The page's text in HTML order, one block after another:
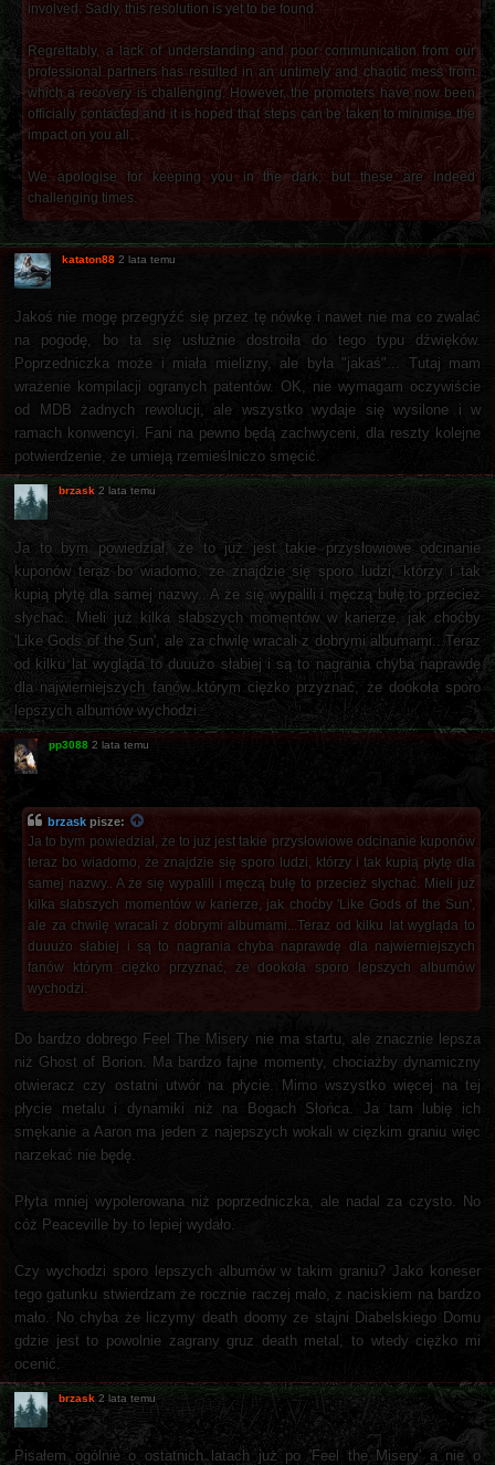
involved. Sadly, this resolution is yet to be found.
Regrettably, a lack of understanding and poor communication from our
professional partners has resulted in an untimely and chaotic mess from
which a recovery is challenging. However, the promoters have now been
officially contacted and it is hoped that steps can be taken to minimise the
impact on you all.
We apologise for keeping you in the dark, but these are indeed
challenging times.
kataton88 2 lata temu
Jakoś nie mogę przegryźć się przez tę nówkę i nawet nie ma co zwalać
na pogodę, bo ta się usłużnie dostroiła do tego typu dźwięków.
Poprzedniczka może i miała mielizny, ale była "jakaś"... Tutaj mam
wrażenie kompilacji ogranych patentów. OK, nie wymagam oczywiście
od MDB żadnych rewolucji, ale wszystko wydaje się wysilone i w
ramach konwencyi. Fani na pewno będą zachwyceni, dla reszty kolejne
potwierdzenie, że umieją rzemieślniczo smęcić.
brzask 2 lata temu
Ja to bym powiedział, że to już jest takie przysłowiowe odcinanie
kuponów teraz bo wiadomo, że znajdzie się sporo ludzi, którzy i tak
kupią płytę dla samej nazwy.. A że się wypalili i męczą bułę to przecież
słychać. Mieli już kilka słabszych momentów w karierze, jak choćby
'Like Gods of the Sun', ale za chwilę wracali z dobrymi albumami...Teraz
od kilku lat wygląda to duuużo słabiej i są to nagrania chyba naprawdę
dla najwierniejszych fanów którym ciężko przyznać, że dookoła sporo
lepszych albumów wychodzi.
pp3088 2 lata temu
brzask pisze:
Ja to bym powiedział, że to już jest takie przysłowiowe odcinanie kuponów
teraz bo wiadomo, że znajdzie się sporo ludzi, którzy i tak kupią płytę dla
samej nazwy.. A że się wypalili i męczą bułę to przecież słychać. Mieli już
kilka słabszych momentów w karierze, jak choćby 'Like Gods of the Sun',
ale za chwilę wracali z dobrymi albumami...Teraz od kilku lat wygląda to
duuużo słabiej i są to nagrania chyba naprawdę dla najwierniejszych
fanów którym ciężko przyznać, że dookoła sporo lepszych albumów
wychodzi.
Do bardzo dobrego Feel The Misery nie ma startu, ale znacznie lepsza
niż Ghost of Borion. Ma bardzo fajne momenty, chociażby dynamiczny
otwieracz czy ostatni utwór na płycie. Mimo wszystko więcej na tej
płycie metalu i dynamiki niż na Bogach Słońca. Ja tam lubię ich
smękanie a Aaron ma jeden z najepszych wokali w cięzkim graniu więc
narzekać nie będę.
Płyta mniej wypolerowana niż poprzedniczka, ale nadal za czysto. No
cóż Peaceville by to lepiej wydało.
Czy wychodzi sporo lepszych albumów w takim graniu? Jako koneser
tego gatunku stwierdzam że rocznie raczej mało, z naciskiem na bardzo
mało. No chyba że liczymy death doomy ze stajni Diabelskiego Domu
gdzie jest to powolnie zagrany gruz death metal, to wtedy ciężko mi
ocenić.
brzask 2 lata temu
Pisałem ogólnie o ostatnich latach już po 'Feel the Misery' a nie o